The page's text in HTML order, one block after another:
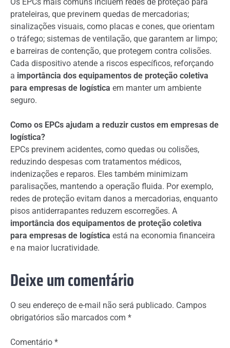
prateleiras, que previnem quedas de mercadorias;
sinalizações visuais, como placas e cones, que orientam
o tráfego; sistemas de ventilação, que garantem ar limpo;
e barreiras de contenção, que protegem contra colisões.
Cada dispositivo atende a riscos específicos, reforçando
a importância dos equipamentos de proteção coletiva
para empresas de logística em manter um ambiente
seguro.
Como os EPCs ajudam a reduzir custos em empresas de
logística?
EPCs previnem acidentes, como quedas ou colisões,
reduzindo despesas com tratamentos médicos,
indenizações e reparos. Eles também minimizam
paralisações, mantendo a operação fluida. Por exemplo,
redes de proteção evitam danos a mercadorias, enquanto
pisos antiderrapantes reduzem escorregões. A
importância dos equipamentos de proteção coletiva
para empresas de logística está na economia financeira
e na maior lucratividade.
Deixe um comentário
O seu endereço de e-mail não será publicado. Campos
obrigatórios são marcados com *
Comentário *